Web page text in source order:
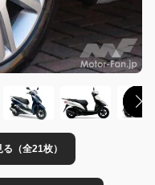
（全21枚）